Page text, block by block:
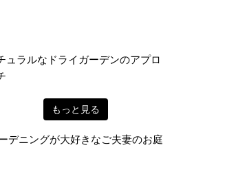
ュラルなドライガーデンのアプロ
もっと見る
デニングが大好きなご夫妻のお庭